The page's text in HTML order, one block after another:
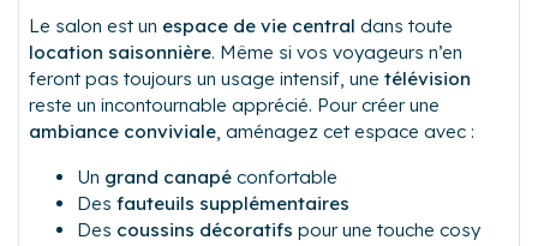
Le salon est un espace de vie central dans toute
location saisonnière. Même si vos voyageurs n’en
feront pas toujours un usage intensif, une télévision
reste un incontournable apprécié. Pour créer une
ambiance conviviale , aménagez cet espace avec :
Un grand canapé confortable
Des fauteuils supplémentaires
Des coussins décoratifs pour une touche cosy